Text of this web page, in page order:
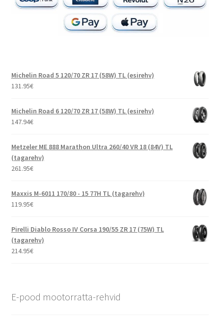
Michelin Road 5 120/70 ZR 17 (58W) TL (esirehv)
131.95€
Michelin Road 6 120/70 ZR 17 (58W) TL (esirehv)
147.94€
Metzeler ME 888 Marathon Ultra 260/40 VR 18 (84V) TL
(tagarehv)
261.95€
Maxxis M-6011 170/80 - 15 77H TL (tagarehv)
119.95€
Pirelli Diablo Rosso IV Corsa 190/55 ZR 17 (75W) TL
(tagarehv)
214.95€
E-pood mootorratta-rehvid